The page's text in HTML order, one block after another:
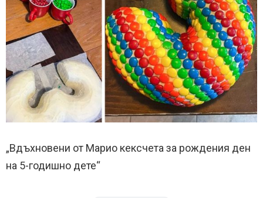
„Вдъхновени от Марио кексчета за рождения ден
на 5-годишно дете“